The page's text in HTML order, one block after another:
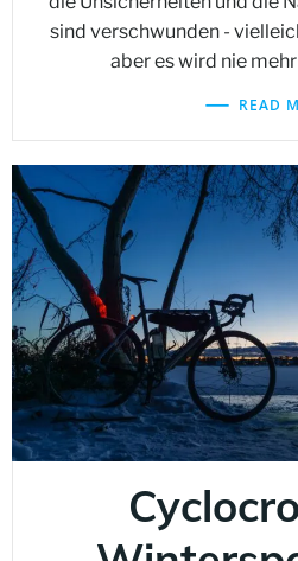
sind verschwunden -
aber es wird nie
READ